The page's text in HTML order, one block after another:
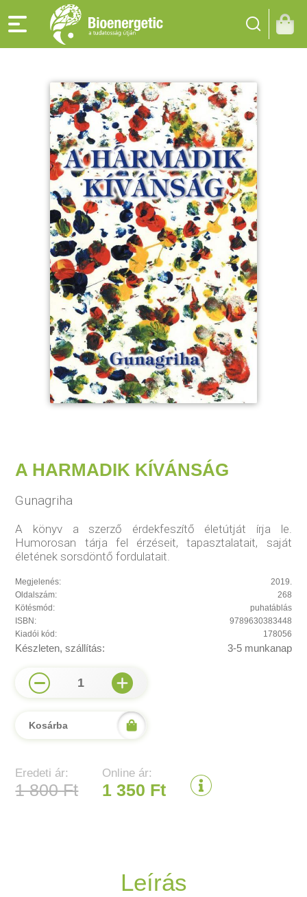
A HARMADIK KÍVÁNSÁG
Gunagriha
A könyv a szerző érdekfeszítő életútját írja le.
Humorosan tárja fel érzéseit, tapasztalatait, saját
életének sorsdöntő fordulatait.
Megjelenés:
2019.
Oldalszám:
268
Kötésmód:
puhatáblás
ISBN:
9789630383448
Kiadói kód:
178056
Készleten, szállítás: 3-5 munkanap
1
Kosárba
Eredeti ár:
1 800 Ft
Online ár:
1 350 Ft
Leírás